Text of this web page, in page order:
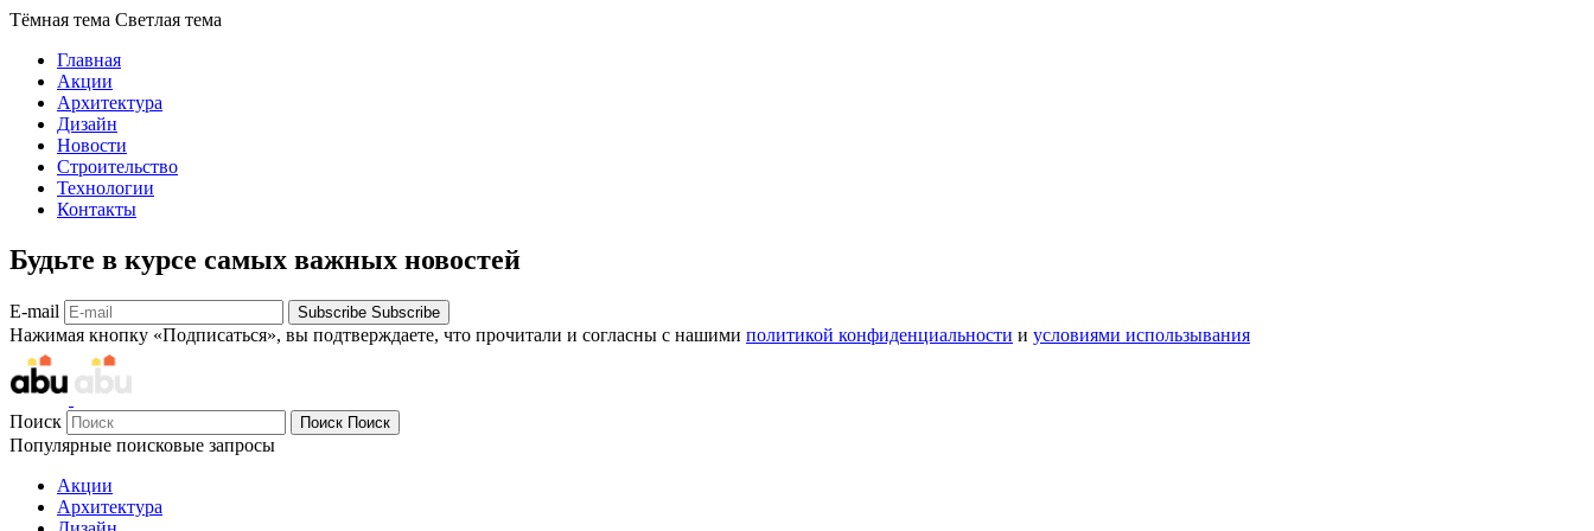
Тёмная тема Светлая тема
Главная
Акции
Архитектура
Дизайн
Новости
Строительство
Технологии
Контакты
Будьте в курсе самых важных новостей
E-mail Subscribe Subscribe
Нажимая кнопку «Подписаться», вы подтверждаете, что прочитали и согласны с нашими политикой конфиденциальности и условиями использывания
Поиск Поиск Поиск
Популярные поисковые запросы
Акции
Архитектура